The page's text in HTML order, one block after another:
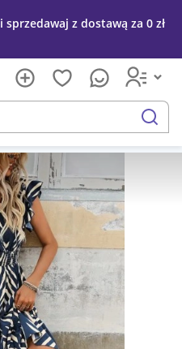
z dostawą za 0 zł
szukaj